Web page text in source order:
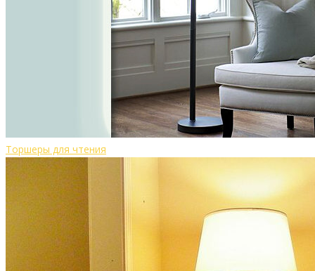
Торшеры для чтения